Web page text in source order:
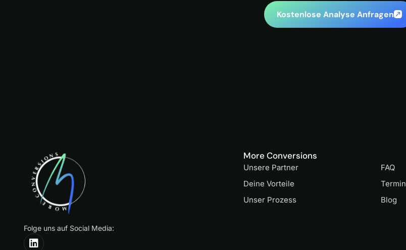
Kostenlose Analyse Anfragen
FAQ
Termin
Blog
More Conversions
Unsere Partner
Deine Vorteile
Unser Prozess
Folge uns auf Social Media: